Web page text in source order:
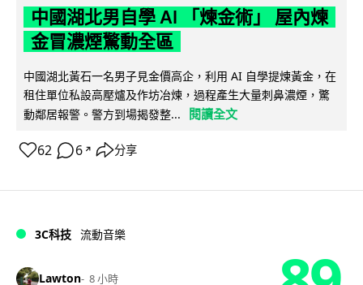
中國湖北男自學 AI 「煉金術」 屋內煉
金冒濃煙驚動全區
中國湖北黃石一名男子見金價高企，利用 AI 自學提煉黃金，在
租住單位私設高壓爐及作坊冶煉，過程產生大量刺鼻濃煙，驚
動鄰居報警。警方到場揭發整...
閱讀全文
62 6 ↗ 分享
3C科技 流動音樂
Lawton 8 小時